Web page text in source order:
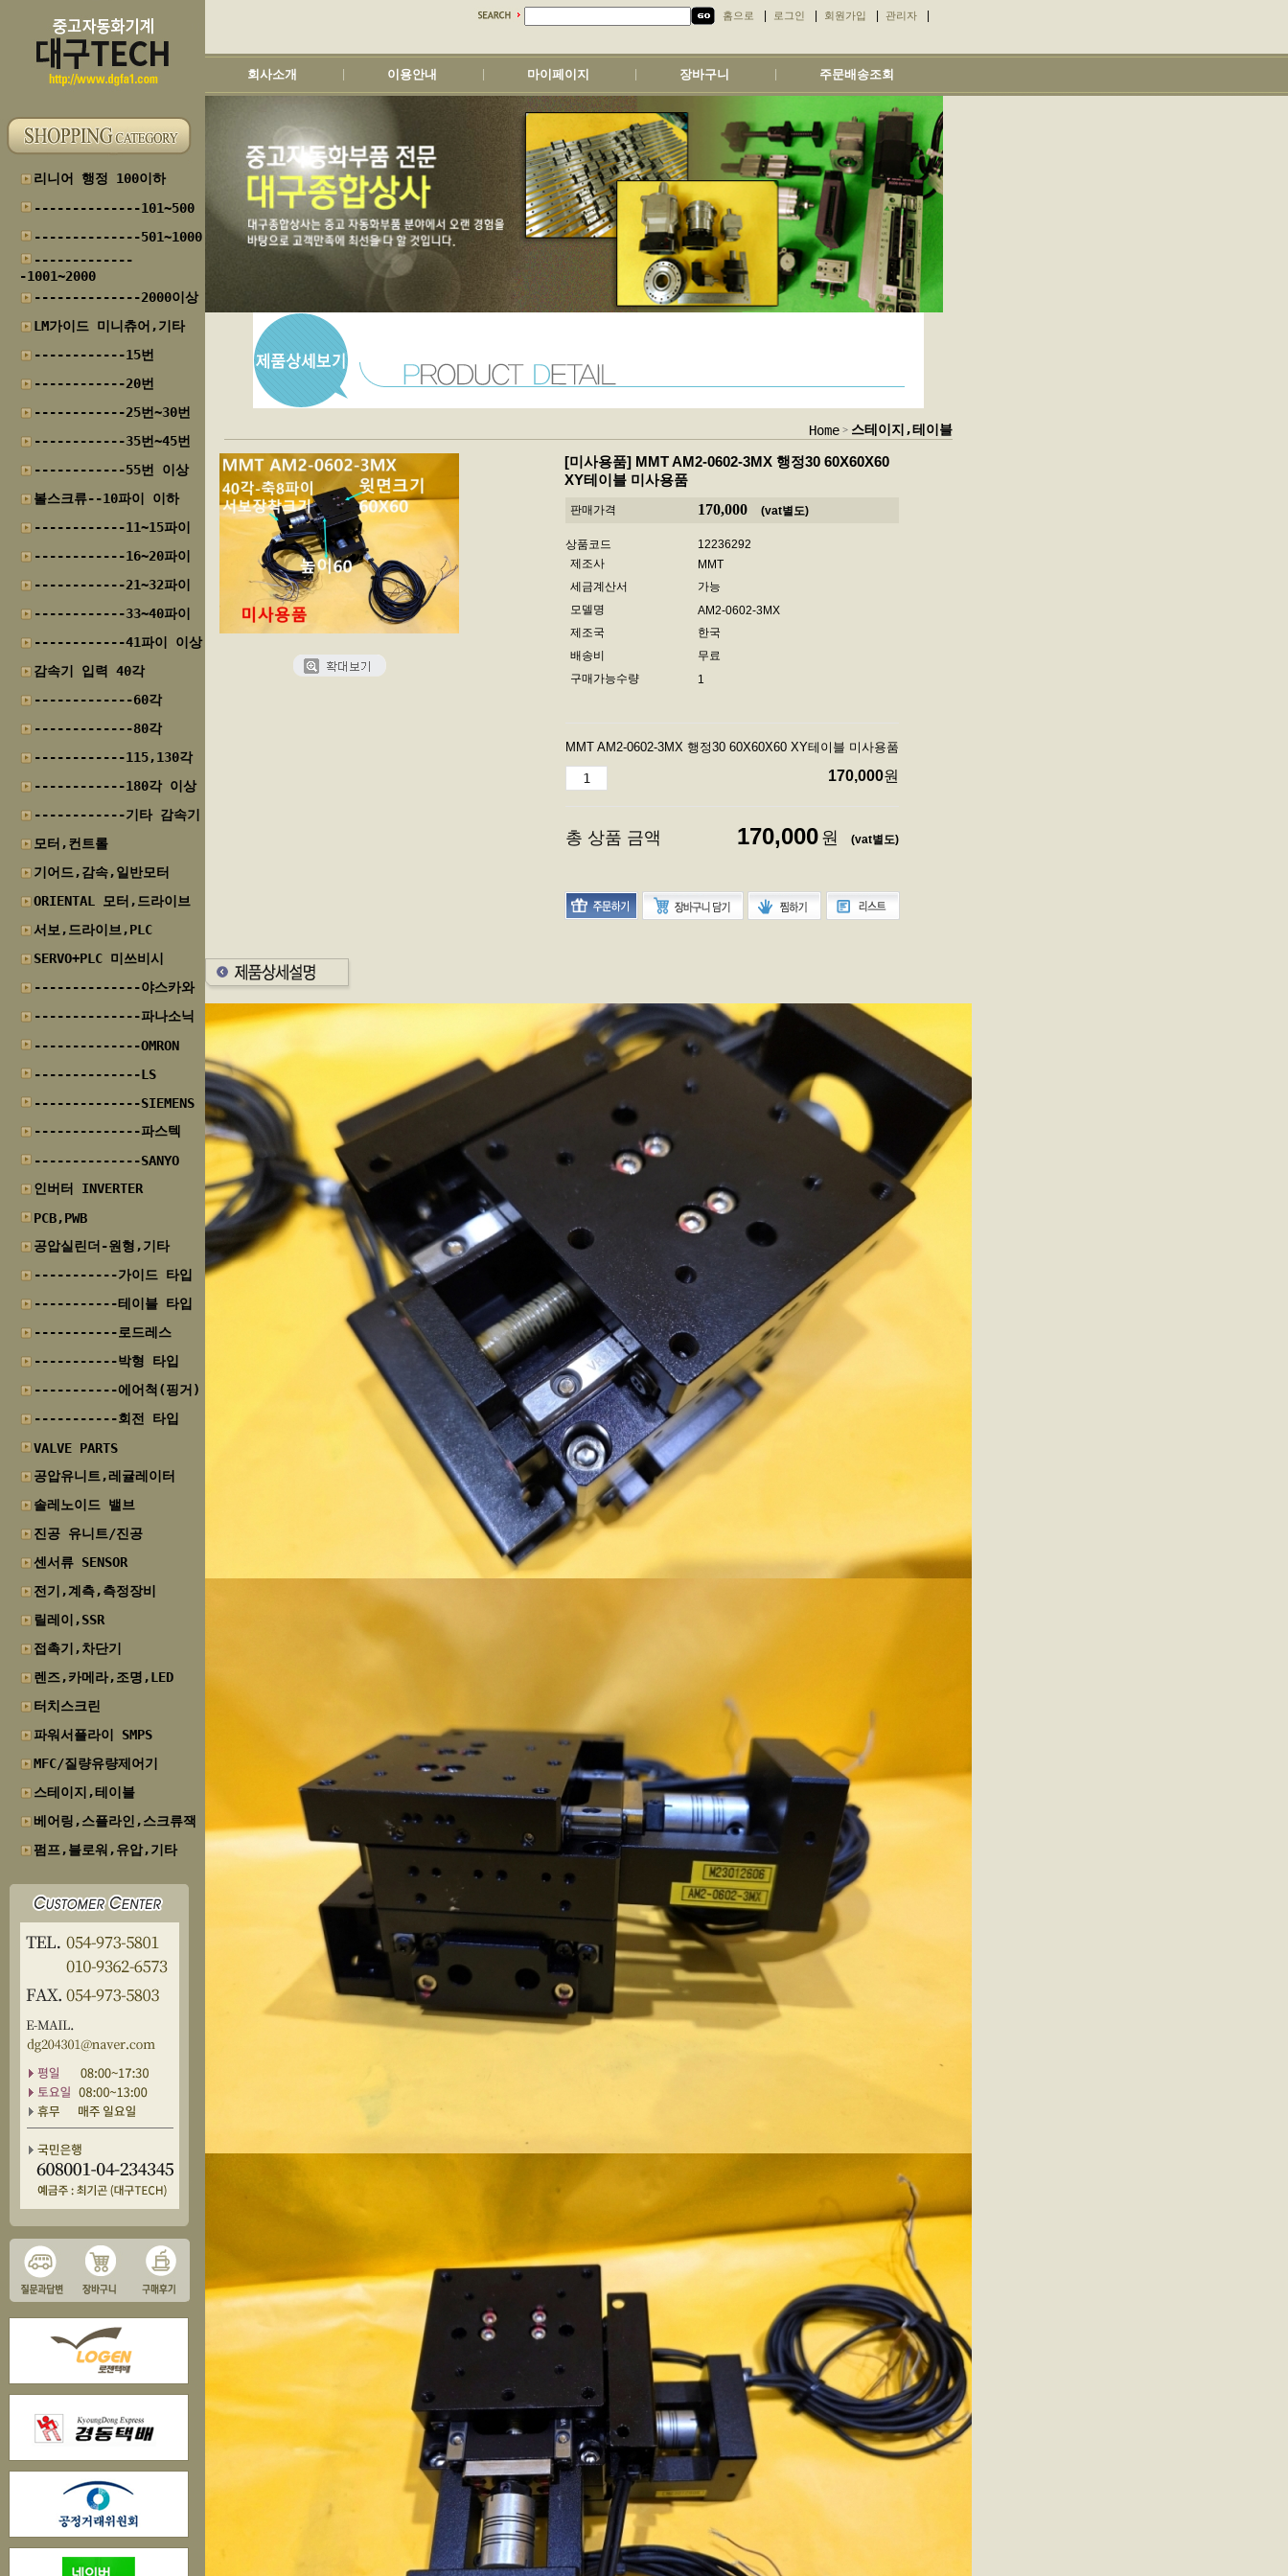
홈으로 로그인 회원가입 관리자
회사소개 이용안내 마이페이지 장바구니 주문배송조회
리니어 행정 100이하
--------------101~500
--------------501~1000
-------------
-1001~2000
--------------2000이상
LM가이드 미니츄어,기타
------------15번
------------20번
------------25번~30번
------------35번~45번
------------55번 이상
볼스크류--10파이 이하
------------11~15파이
------------16~20파이
------------21~32파이
------------33~40파이
------------41파이 이상
감속기 입력 40각
-------------60각
-------------80각
------------115,130각
------------180각 이상
------------기타 감속기
모터,컨트롤
기어드,감속,일반모터
ORIENTAL 모터,드라이브
서보,드라이브,PLC
SERVO+PLC 미쓰비시
--------------야스카와
--------------파나소닉
--------------OMRON
--------------LS
--------------SIEMENS
--------------파스텍
--------------SANYO
인버터 INVERTER
PCB,PWB
공압실린더-원형,기타
-----------가이드 타입
-----------테이블 타입
-----------로드레스
-----------박형 타입
-----------에어척(핑거)
-----------회전 타입
VALVE PARTS
공압유니트,레귤레이터
솔레노이드 밸브
진공 유니트/진공
센서류 SENSOR
전기,계측,측정장비
릴레이,SSR
접촉기,차단기
렌즈,카메라,조명,LED
터치스크린
파워서플라이 SMPS
MFC/질량유량제어기
스테이지,테이블
베어링,스플라인,스크류잭
펌프,블로워,유압,기타
Home > 스테이지,테이블
[미사용품] MMT AM2-0602-3MX 행정30 60X60X60
XY테이블 미사용품
판매가격 170,000 (vat별도)
상품코드
12236292
제조사
MMT
세금계산서
가능
모델명
AM2-0602-3MX
제조국
한국
배송비
무료
구매가능수량
1
MMT AM2-0602-3MX 행정30 60X60X60 XY테이블 미사용품
170,000원
총 상품 금액 170,000 원 (vat별도)